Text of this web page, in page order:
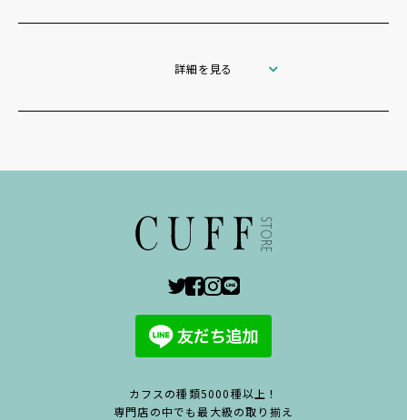
詳細を見る
カフスの種類5000種以上！
専門店の中でも最大級の取り揃え